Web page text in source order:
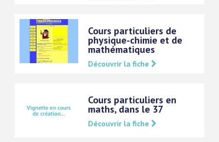
Cours particuliers de
physique-chimie et de
mathématiques
Découvrir la fiche
Cours particuliers en
maths, dans le 37
Découvrir la fiche